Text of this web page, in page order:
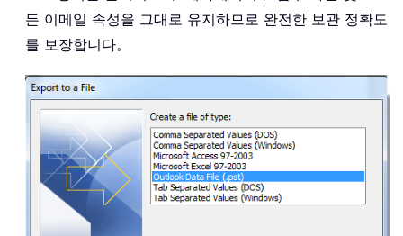
든 이메일 속성을 그대로 유지하므로 완전한 보관 정확도
를 보장합니다。